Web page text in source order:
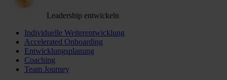
Leadership entwickeln
Individuelle Weiterentwicklung
Accelerated Onboarding
Entwicklungsplanung
Coaching
Team Journey